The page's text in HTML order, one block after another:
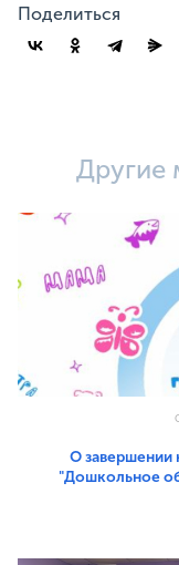
Поделиться
Другие
О завершении
"Дошкольное